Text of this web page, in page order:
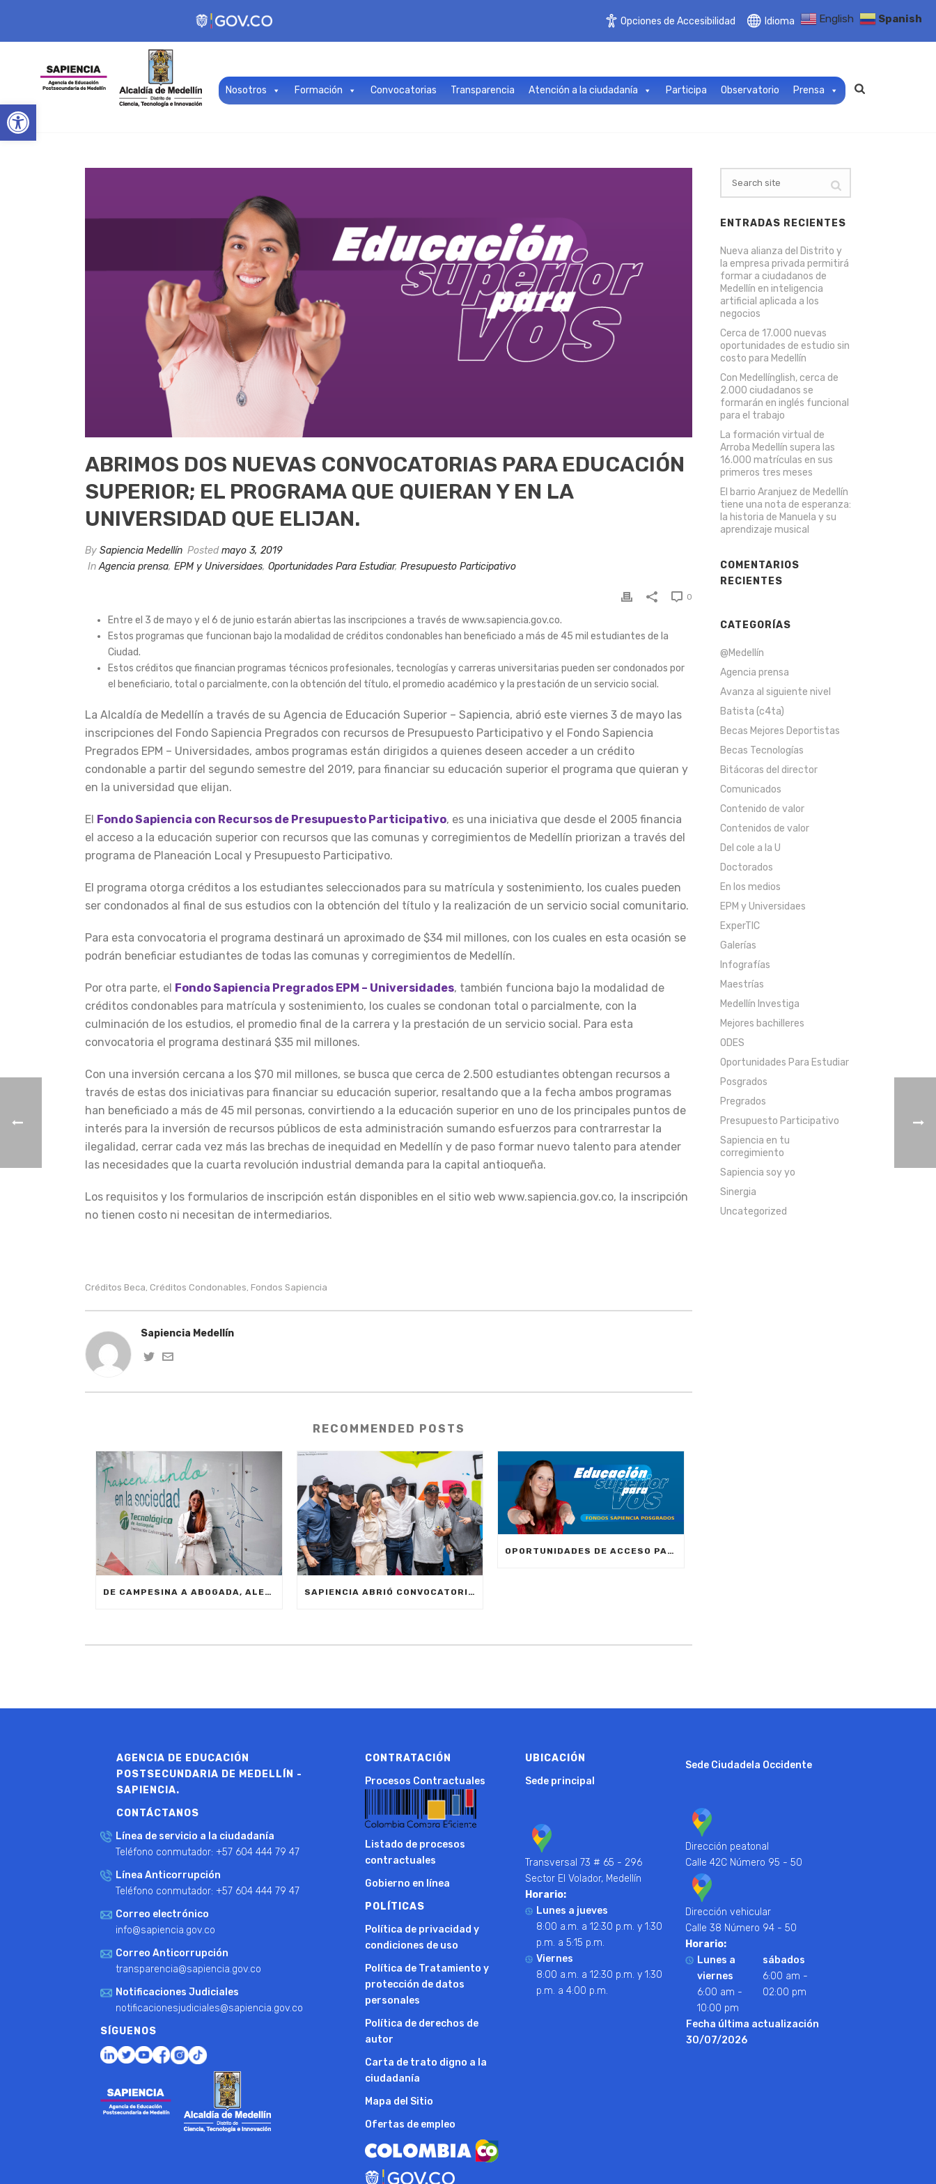
Open toolbar
Opciones de Accesibilidad Idioma
Nosotros Formación Convocatorias Transparencia Atención a la ciudadanía Participa Observatorio Prensa
ABRIMOS DOS NUEVAS CONVOCATORIAS PARA EDUCACIÓN
SUPERIOR; EL PROGRAMA QUE QUIERAN Y EN LA
UNIVERSIDAD QUE ELIJAN.
By Sapiencia Medellín Postedmayo 3, 2019
InAgencia prensa, EPM y Universidaes, Oportunidades Para Estudiar, Presupuesto Participativo
0
Entre el 3 de mayo y el 6 de junio estarán abiertas las inscripciones a través de www.sapiencia.gov.co.
Estos programas que funcionan bajo la modalidad de créditos condonables han beneficiado a más de 45 mil estudiantes de la
Ciudad.
Estos créditos que financian programas técnicos profesionales, tecnologías y carreras universitarias pueden ser condonados por
el beneficiario, total o parcialmente, con la obtención del título, el promedio académico y la prestación de un servicio social.
La Alcaldía de Medellín a través de su Agencia de Educación Superior – Sapiencia, abrió este viernes 3 de mayo las
inscripciones del Fondo Sapiencia Pregrados con recursos de Presupuesto Participativo y el Fondo Sapiencia
Pregrados EPM – Universidades, ambos programas están dirigidos a quienes deseen acceder a un crédito
condonable a partir del segundo semestre del 2019, para financiar su educación superior el programa que quieran y
en la universidad que elijan.
El Fondo Sapiencia con Recursos de Presupuesto Participativo, es una iniciativa que desde el 2005 financia
el acceso a la educación superior con recursos que las comunas y corregimientos de Medellín priorizan a través del
programa de Planeación Local y Presupuesto Participativo.
El programa otorga créditos a los estudiantes seleccionados para su matrícula y sostenimiento, los cuales pueden
ser condonados al final de sus estudios con la obtención del título y la realización de un servicio social comunitario.
Para esta convocatoria el programa destinará un aproximado de $34 mil millones, con los cuales en esta ocasión se
podrán beneficiar estudiantes de todas las comunas y corregimientos de Medellín.
Por otra parte, el Fondo Sapiencia Pregrados EPM – Universidades, también funciona bajo la modalidad de
créditos condonables para matrícula y sostenimiento, los cuales se condonan total o parcialmente, con la
culminación de los estudios, el promedio final de la carrera y la prestación de un servicio social. Para esta
convocatoria el programa destinará $35 mil millones.
Con una inversión cercana a los $70 mil millones, se busca que cerca de 2.500 estudiantes obtengan recursos a
través de estas dos iniciativas para financiar su educación superior, resaltando que a la fecha ambos programas
han beneficiado a más de 45 mil personas, convirtiendo a la educación superior en uno de los principales puntos de
interés para la inversión de recursos públicos de esta administración sumando esfuerzos para contrarrestar la
ilegalidad, cerrar cada vez más las brechas de inequidad en Medellín y de paso formar nuevo talento para atender
las necesidades que la cuarta revolución industrial demanda para la capital antioqueña.
Los requisitos y los formularios de inscripción están disponibles en el sitio web www.sapiencia.gov.co, la inscripción
no tienen costo ni necesitan de intermediarios.
Créditos Beca, Créditos Condonables, Fondos Sapiencia
Sapiencia Medellín
RECOMMENDED POSTS
DE CAMPESINA A ABOGADA, ALEXA RESTREPO CUMPLIÓ SU SUEÑO DE SER PROFESIONAL GRACIAS A LOS FONDOS SAPIENCIA SAPIENCIA ABRIÓ CONVOCATORIA 2024-2 CON MÁS DE 7.900 CUPOS
OPORTUNIDADES DE ACCESO PARA ESTUDIAR POSGRADOS EN COLOMBIA Y EL EXTERIOR
ENTRADAS RECIENTES
Nueva alianza del Distrito y
la empresa privada permitirá
formar a ciudadanos de
Medellín en inteligencia
artificial aplicada a los
negocios
Cerca de 17.000 nuevas
oportunidades de estudio sin
costo para Medellín
Con Medellínglish, cerca de
2.000 ciudadanos se
formarán en inglés funcional
para el trabajo
La formación virtual de
Arroba Medellín supera las
16.000 matrículas en sus
primeros tres meses
El barrio Aranjuez de Medellín
tiene una nota de esperanza:
la historia de Manuela y su
aprendizaje musical
COMENTARIOS
RECIENTES
CATEGORÍAS
@Medellín
Agencia prensa
Avanza al siguiente nivel
Batista (c4ta)
Becas Mejores Deportistas
Becas Tecnologías
Bitácoras del director
Comunicados
Contenido de valor
Contenidos de valor
Del cole a la U
Doctorados
En los medios
EPM y Universidaes
ExperTIC
Galerías
Infografías
Maestrías
Medellín Investiga
Mejores bachilleres
ODES
Oportunidades Para Estudiar
Posgrados
Pregrados
Presupuesto Participativo
Sapiencia en tu
corregimiento
Sapiencia soy yo
Sinergia
Uncategorized
AGENCIA DE EDUCACIÓN
POSTSECUNDARIA DE MEDELLÍN -
SAPIENCIA.
CONTÁCTANOS
Línea de servicio a la ciudadanía
Teléfono conmutador: +57 604 444 79 47
Línea Anticorrupción
Teléfono conmutador: +57 604 444 79 47
Correo electrónico
info@sapiencia.gov.co
Correo Anticorrupción
transparencia@sapiencia.gov.co
Notificaciones Judiciales
notificacionesjudiciales@sapiencia.gov.co
SÍGUENOS
CONTRATACIÓN
Procesos Contractuales
Listado de procesos
contractuales
Gobierno en línea
POLÍTICAS
Política de privacidad y
condiciones de uso
Política de Tratamiento y
protección de datos
personales
Política de derechos de
autor
Carta de trato digno a la
ciudadanía
Mapa del Sitio
Ofertas de empleo
UBICACIÓN
Sede principal
Transversal 73 # 65 - 296
Sector El Volador, Medellín
Horario:
Lunes a jueves
8:00 a.m. a 12:30 p.m. y 1:30
p.m. a 5:15 p.m.
Viernes
8:00 a.m. a 12:30 p.m. y 1:30
p.m. a 4:00 p.m.
Sede Ciudadela Occidente
Dirección peatonal
Calle 42C Número 95 - 50
Dirección vehicular
Calle 38 Número 94 - 50
Horario:
Lunes a
viernes
6:00 am -
10:00 pm
sábados
6:00 am -
02:00 pm
Fecha última actualización
30/07/2026
English Spanish